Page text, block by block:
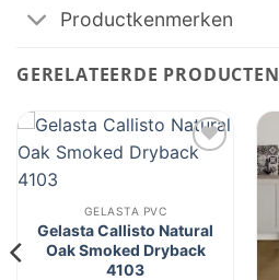
Productkenmerken
GERELATEERDE PRODUCTEN
GELASTA PVC
Gelasta Callisto Natural
Oak Smoked Dryback
4103